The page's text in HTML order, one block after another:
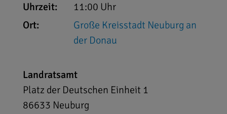
Uhrzeit:
11:00 Uhr
Ort:
Große Kreisstadt Neuburg an
der Donau
Landratsamt
Platz der Deutschen Einheit 1
86633 Neuburg